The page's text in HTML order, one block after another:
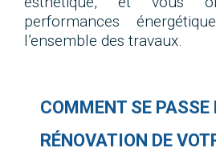
performances
l’ensemble des travaux.
COMMENT SE PASSE
RÉNOVATION DE